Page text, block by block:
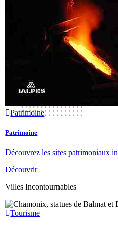
Patrimoine
Patrimoine
Découvrez les sites patrimoniaux
Découvrir
Villes Incontournables
Tourisme